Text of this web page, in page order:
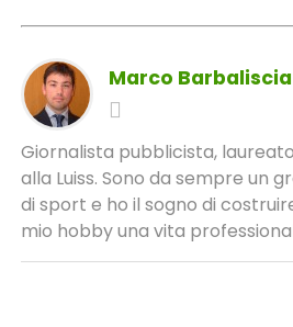
Marco Barbaliscia
Giornalista pubblicista,
alla Luiss. Sono da sempre un
di sport e ho il sogno di
mio hobby una vita